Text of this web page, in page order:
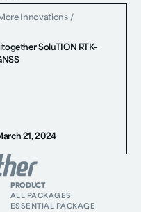
Innovations /
SoluTION RTK-
21, 2024
PRODUCT
ALL PACKAGES
ESSENTIAL PACKAGE